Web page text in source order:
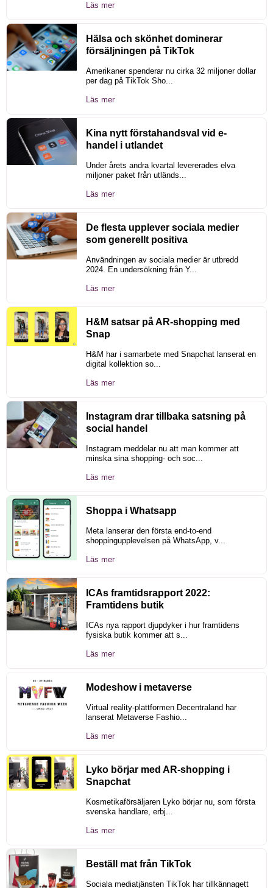
Läs mer
Hälsa och skönhet dominerar
försäljningen på TikTok
Amerikaner spenderar nu cirka 32 miljoner dollar
per dag på TikTok Sho...
Läs mer
Kina nytt förstahandsval vid e-
handel i utlandet
Under årets andra kvartal levererades elva
miljoner paket från utländs...
Läs mer
De flesta upplever sociala medier
som generellt positiva
Användningen av sociala medier är utbredd
2024. En undersökning från Y...
Läs mer
H&M satsar på AR-shopping med
Snap
H&M har i samarbete med Snapchat lanserat en
digital kollektion so...
Läs mer
Instagram drar tillbaka satsning på
social handel
Instagram meddelar nu att man kommer att
minska sina shopping- och soc...
Läs mer
Shoppa i Whatsapp
Meta lanserar den första end-to-end
shoppingupplevelsen på WhatsApp, v...
Läs mer
ICAs framtidsrapport 2022:
Framtidens butik
ICAs nya rapport djupdyker i hur framtidens
fysiska butik kommer att s...
Läs mer
Modeshow i metaverse
Virtual reality-plattformen Decentraland har
lanserat Metaverse Fashio...
Läs mer
Lyko börjar med AR-shopping i
Snapchat
Kosmetikaförsäljaren Lyko börjar nu, som första
svenska handlare, erbj...
Läs mer
Beställ mat från TikTok
Sociala mediatjänsten TikTok har tillkännagett